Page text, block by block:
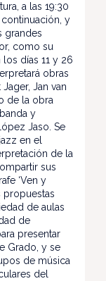
a las 19:30
y
grandes
como su
los días 11 y 26
obras
Jan van
de la obra
y
Jaso. Se
en el
de la
sus
‘Ven y
propuestas
de aulas
de
presentar
Grado, y se
de música
del